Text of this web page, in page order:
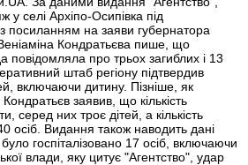
у селі Архіпо-Осипівка під
посиланням на заяви губернатора
Кондратьєва пише, що
повідомляла про трьох загиблих і 13
штаб регіону підтвердив
включаючи дитину. Пізніше, як
заявив, що кількість
серед них троє дітей, а кількість
осіб. Видання також наводить дані
госпіталізовано 17 осіб, включаючи
влади, яку цитує "Агентство", удар